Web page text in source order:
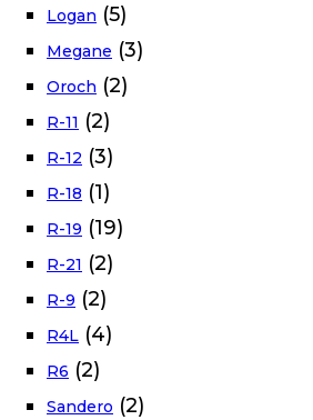
Logan (5)
Megane (3)
Oroch (2)
R-11 (2)
R-12 (3)
R-18 (1)
R-19 (19)
R-21 (2)
R-9 (2)
R4L (4)
R6 (2)
Sandero (2)